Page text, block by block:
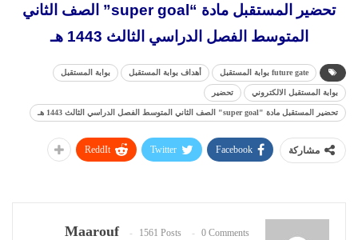
تحضير المستقبل مادة “super goal” الصف الثاني
المتوسط الفصل الدراسي الثالث 1443 هـ
future gate بوابة المستقبل أهداف بوابة المستقبل بوابة المستقبل
بوابة المستقبل الالكتروني تحضير
تحضير المستقبل مادة "super goal" الصف الثاني المتوسط الفصل الدراسي الثالث 1443 هـ
مشاركة Facebook
Twitter
ReddIt
Maarouf 1561 Posts 0 Comments